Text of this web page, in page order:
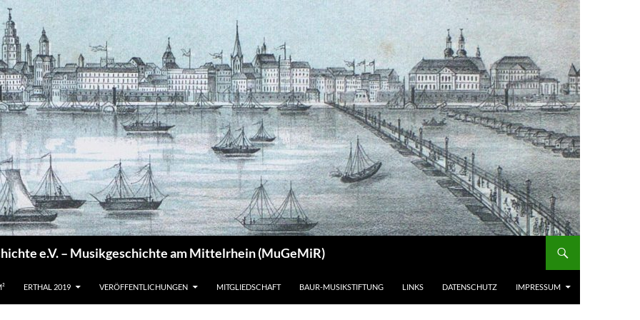
e.V. – Musikgeschichte am Mittelrhein (MuGeMiR)
ERTHAL 2019 VERÖFFENTLICHUNGEN MITGLIEDSCHAFT BAUR-MUSIKSTIFTUNG LINKS DATENSCHUTZ IMPRESSUM